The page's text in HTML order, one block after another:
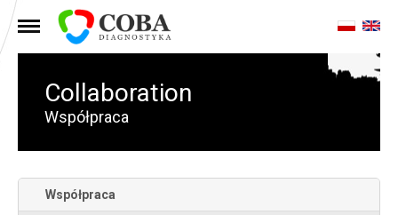
MENU
Collaboration
Współpraca
Współpraca